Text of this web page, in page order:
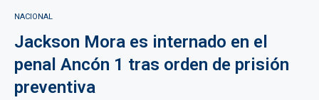
NACIONAL
Jackson Mora es internado en el
penal Ancón 1 tras orden de prisión
preventiva